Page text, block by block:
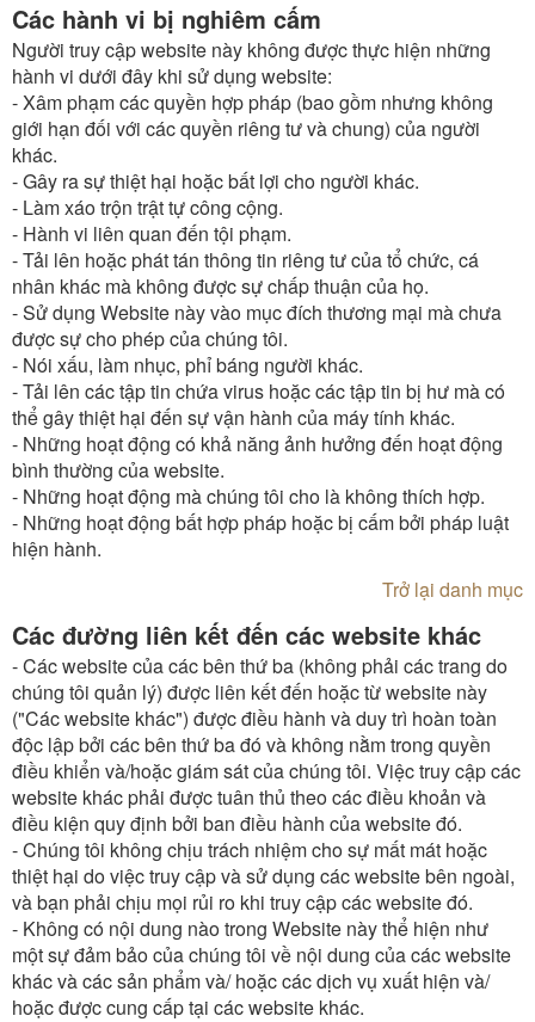
Các hành vi bị nghiêm cấm
Người truy cập website này không được thực hiện những
hành vi dưới đây khi sử dụng website:
- Xâm phạm các quyền hợp pháp (bao gồm nhưng không
giới hạn đối với các quyền riêng tư và chung) của người
khác.
- Gây ra sự thiệt hại hoặc bất lợi cho người khác.
- Làm xáo trộn trật tự công cộng.
- Hành vi liên quan đến tội phạm.
- Tải lên hoặc phát tán thông tin riêng tư của tổ chức, cá
nhân khác mà không được sự chấp thuận của họ.
- Sử dụng Website này vào mục đích thương mại mà chưa
được sự cho phép của chúng tôi.
- Nói xấu, làm nhục, phỉ báng người khác.
- Tải lên các tập tin chứa virus hoặc các tập tin bị hư mà có
thể gây thiệt hại đến sự vận hành của máy tính khác.
- Những hoạt động có khả năng ảnh hưởng đến hoạt động
bình thường của website.
- Những hoạt động mà chúng tôi cho là không thích hợp.
- Những hoạt động bất hợp pháp hoặc bị cấm bởi pháp luật
hiện hành.
Trở lại danh mục
Các đường liên kết đến các website khác
- Các website của các bên thứ ba (không phải các trang do
chúng tôi quản lý) được liên kết đến hoặc từ website này
("Các website khác") được điều hành và duy trì hoàn toàn
độc lập bởi các bên thứ ba đó và không nằm trong quyền
điều khiển và/hoặc giám sát của chúng tôi. Việc truy cập các
website khác phải được tuân thủ theo các điều khoản và
điều kiện quy định bởi ban điều hành của website đó.
- Chúng tôi không chịu trách nhiệm cho sự mất mát hoặc
thiệt hại do việc truy cập và sử dụng các website bên ngoài,
và bạn phải chịu mọi rủi ro khi truy cập các website đó.
- Không có nội dung nào trong Website này thể hiện như
một sự đảm bảo của chúng tôi về nội dung của các website
khác và các sản phẩm và/ hoặc các dịch vụ xuất hiện và/
hoặc được cung cấp tại các website khác.